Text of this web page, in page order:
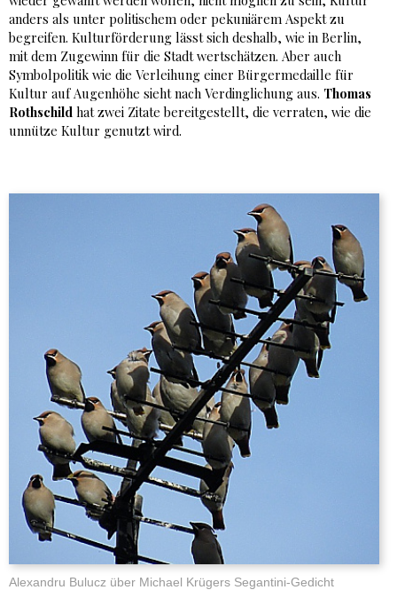
anders als unter politischem oder pekuniärem Aspekt zu
begreifen. Kulturförderung lässt sich deshalb, wie in Berlin,
mit dem Zugewinn für die Stadt wertschätzen. Aber auch
Symbolpolitik wie die Verleihung einer Bürgermedaille für
Kultur auf Augenhöhe sieht nach Verdinglichung aus. Thomas
Rothschild hat zwei Zitate bereitgestellt, die verraten, wie die
unnütze Kultur genutzt wird.
Alexandru Bulucz über Michael Krügers Segantini-Gedicht